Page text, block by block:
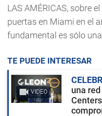
LAS AMÉRICAS, sobre
puertas en Miami en el
fundamental es sólo
TE PUEDE INTERESAR
VIDEO
una